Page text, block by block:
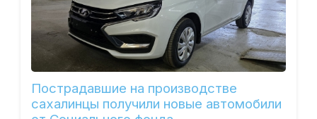
Пострадавшие на производстве
сахалинцы получили новые автомобили